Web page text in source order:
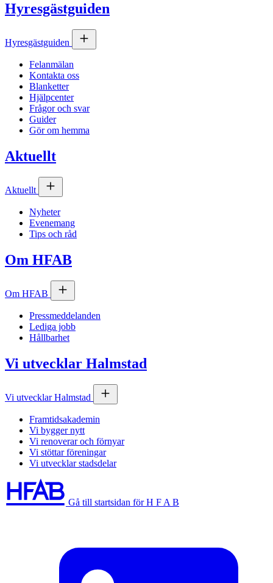
Hyresgästguiden
Hyresgästguiden
Felanmälan
Kontakta oss
Blanketter
Hjälpcenter
Frågor och svar
Guider
Gör om hemma
Aktuellt
Aktuellt
Nyheter
Evenemang
Tips och råd
Om HFAB
Om HFAB
Pressmeddelanden
Lediga jobb
Hållbarhet
Vi utvecklar Halmstad
Vi utvecklar Halmstad
Framtidsakademin
Vi bygger nytt
Vi renoverar och förnyar
Vi stöttar föreningar
Vi utvecklar stadsdelar
Gå till startsidan för H F A B